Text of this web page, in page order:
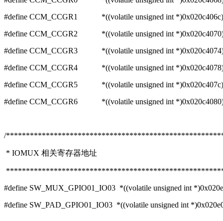
#define CCM_CCGR1 *((volatile unsigned int *)0x020c406c)
#define CCM_CCGR2 *((volatile unsigned int
#define CCM_CCGR3 *((volatile unsigned int
#define CCM_CCGR4 *((volatile unsigned int
#define CCM_CCGR5 *((volatile unsigned int *)0x020c407c)
#define CCM_CCGR6 *((volatile unsigned int
/
* IOMUX 相关寄存器地址
#define SW_MUX_GPIO01_IO03 *((volatile unsigned int
#define SW_PAD_GPIO01_IO03 *((volatile unsigned int